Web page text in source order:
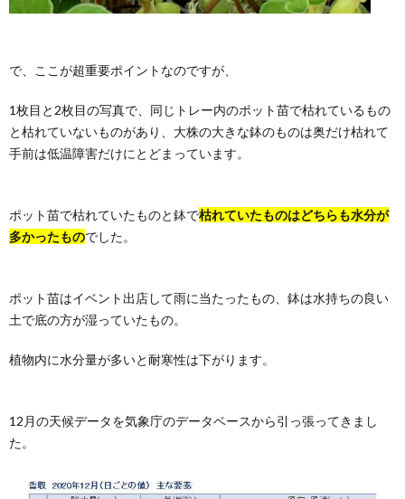
で、ここが超重要ポイントなのですが、
1枚目と2枚目の写真で、同じトレー内のポット苗で枯れているもの
と枯れていないものがあり、大株の大きな鉢のものは奥だけ枯れて
手前は低温障害だけにとどまっています。
ポット苗で枯れていたものと鉢で枯れていたものはどちらも水分が
多かったものでした。
ポット苗はイベント出店して雨に当たったもの、鉢は水持ちの良い
土で底の方が湿っていたもの。
植物内に水分量が多いと耐寒性は下がります。
12月の天候データを気象庁のデータベースから引っ張ってきまし
た。